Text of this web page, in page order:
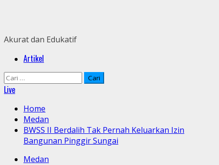
Akurat dan Edukatif
PrimaryArtikel
Cari
untuk:
Live
Home
Medan
BWSS II Berdalih Tak Pernah Keluarkan Izin
Bangunan Pinggir Sungai
Medan